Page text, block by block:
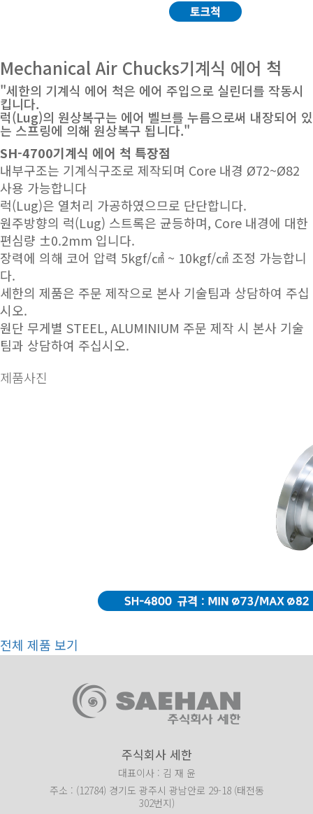
Mechanical Air Chucks기계식 에어 척
"세한의 기계식 에어 척은 에어 주입으로 실린더를 작동시
킵니다.
럭(Lug)의 원상복구는 에어 벨브를 누름으로써 내장되어 있
는 스프링에 의해 원상복구 됩니다."
SH-4700기계식 에어 척 특장점
내부구조는 기계식구조로 제작되며 Core 내경 Ø72~Ø82
사용 가능합니다
럭(Lug)은 열처리 가공하였으므로 단단합니다.
원주방향의 럭(Lug) 스트록은 균등하며, Core 내경에 대한
편심량 ±0.2mm 입니다.
장력에 의해 코어 압력 5kgf/㎠ ~ 10kgf/㎠ 조정 가능합니
다.
세한의 제품은 주문 제작으로 본사 기술팀과 상담하여 주십
시오.
원단 무게별 STEEL, ALUMINIUM 주문 제작 시 본사 기술
팀과 상담하여 주십시오.
제품사진
전체 제품 보기
주식회사 세한
대표이사 : 김 재 윤
주소 : (12784) 경기도 광주시 광남안로 29-18 (태전동
302번지)